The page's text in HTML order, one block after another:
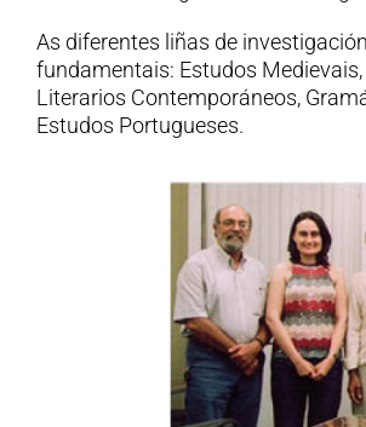
As diferentes liñas de
fundamentais: Estudos
Literarios Contemporáneos,
Estudos Portugueses.